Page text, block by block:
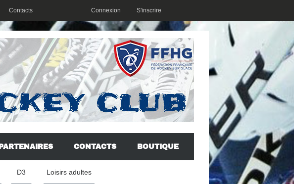
Contacts Connexion S'inscrire
PARTENAIRES CONTACTS BOUTIQUE
D3 Loisirs adultes